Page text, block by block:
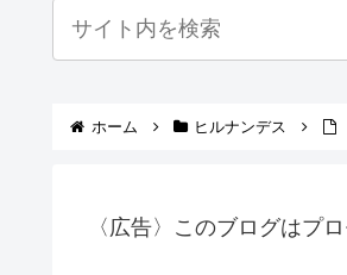
ホーム ヒルナンデス
〈広告〉このブログはプ